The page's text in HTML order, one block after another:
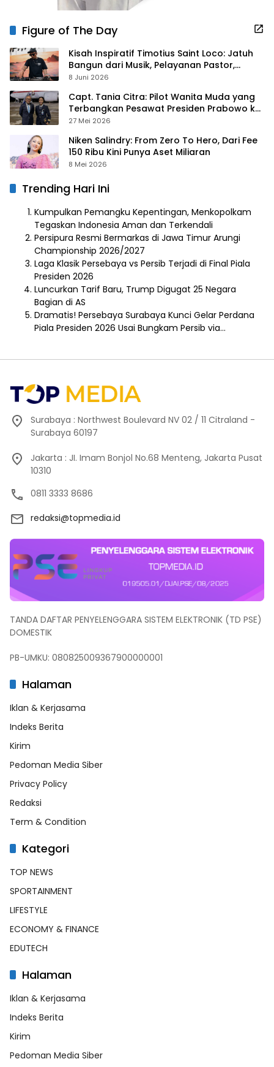
Figure of The Day
Kisah Inspiratif Timotius Saint Loco: Jatuh
Bangun dari Musik, Pelayanan Pastor,
hingga Gurita Bisnis Sambal Babon
8 Juni 2026
Capt. Tania Citra: Pilot Wanita Muda yang
Terbangkan Pesawat Presiden Prabowo ke
Prancis
27 Mei 2026
Niken Salindry: From Zero To Hero, Dari Fee
150 Ribu Kini Punya Aset Miliaran
8 Mei 2026
Trending Hari Ini
Kumpulkan Pemangku Kepentingan, Menkopolkam
Tegaskan Indonesia Aman dan Terkendali
Persipura Resmi Bermarkas di Jawa Timur Arungi
Championship 2026/2027
Laga Klasik Persebaya vs Persib Terjadi di Final Piala
Presiden 2026
Luncurkan Tarif Baru, Trump Digugat 25 Negara
Bagian di AS
Dramatis! Persebaya Surabaya Kunci Gelar Perdana
Piala Presiden 2026 Usai Bungkam Persib via…
Surabaya : Northwest Boulevard NV 02 / 11 Citraland -
Surabaya 60197
Jakarta : JI. Imam Bonjol No.68 Menteng, Jakarta Pusat
10310
0811 3333 8686
redaksi@topmedia.id
TANDA DAFTAR PENYELENGGARA SISTEM ELEKTRONIK (TD PSE)
DOMESTIK
PB-UMKU: 080825009367900000001
Halaman
Iklan & Kerjasama
Indeks Berita
Kirim
Pedoman Media Siber
Privacy Policy
Redaksi
Term & Condition
Kategori
TOP NEWS
SPORTAINMENT
LIFESTYLE
ECONOMY & FINANCE
EDUTECH
Halaman
Iklan & Kerjasama
Indeks Berita
Kirim
Pedoman Media Siber